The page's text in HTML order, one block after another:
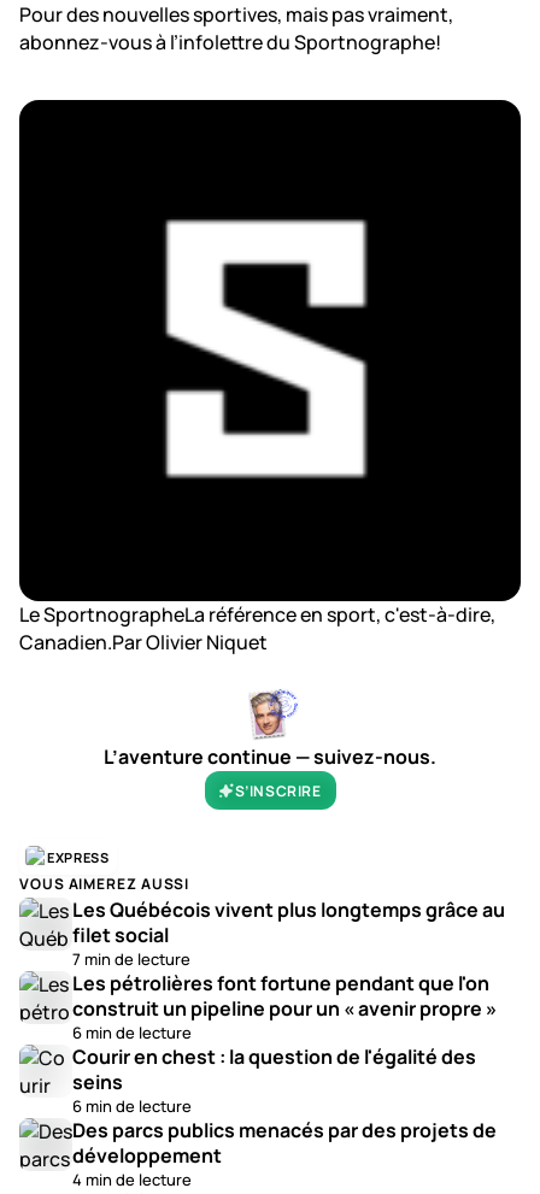
Pour des nouvelles sportives, mais pas vraiment,
abonnez-vous à l’infolettre du Sportnographe!
Le SportnographeLa référence en sport, c'est-à-dire,
Canadien.Par Olivier Niquet
L’aventure continue — suivez-nous.
S’INSCRIRE
EXPRESS
VOUS AIMEREZ AUSSI
Les Québécois vivent plus longtemps grâce au
filet social
7 min de lecture
Les pétrolières font fortune pendant que l'on
construit un pipeline pour un « avenir propre »
6 min de lecture
Courir en chest : la question de l'égalité des
seins
6 min de lecture
Des parcs publics menacés par des projets de
développement
4 min de lecture